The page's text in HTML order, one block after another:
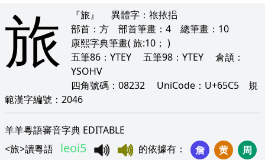
旅 『旅』 異體字： 祣挔捛
部首： 方 部首筆畫： 4 總筆畫： 10
康熙字典筆畫( 旅:10； )
五筆86： YTEY 五筆98： YTEY 倉頡：
YSOHV
四角號碼： 08232 UniCode： U+65C5 規
範漢字編號： 2046
羊羊粵語審音字典 EDITABLE
<旅>讀粵語 leoi5 的依據有 ： 詹 黄
周